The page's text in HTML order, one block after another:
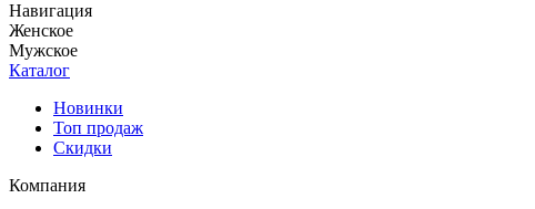
Навигация
Женское
Мужское
Каталог
Новинки
Топ продаж
Скидки
Компания